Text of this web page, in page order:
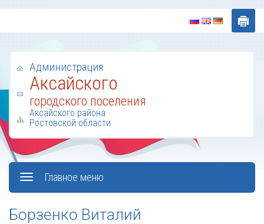
Администрация
Аксайского
городского поселения
Аксайского района
Ростовской области
Главное меню
Борзенко Виталий